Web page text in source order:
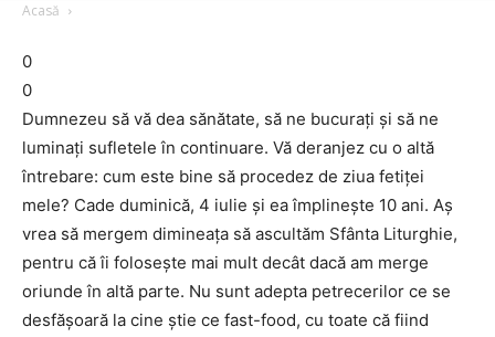
Acasă
0
0
Dumnezeu să vă dea sănătate, să ne bucuraţi şi să ne
luminaţi sufletele în continuare. Vă deranjez cu o altă
întrebare: cum este bine să procedez de ziua fetiţei
mele? Cade duminică, 4 iulie şi ea împlineşte 10 ani. Aş
vrea să mergem dimineaţa să ascultăm Sfânta Liturghie,
pentru că îi foloseşte mai mult decât dacă am merge
oriunde în altă parte. Nu sunt adepta petrecerilor ce se
desfăşoară la cine ştie ce fast-food, cu toate că fiind